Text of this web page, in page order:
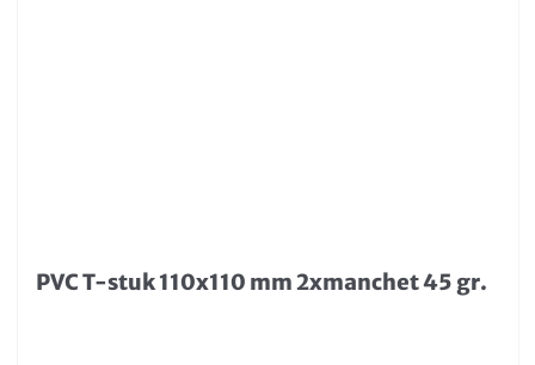
PVC T-stuk 110x110 mm 2xmanchet 45 gr.